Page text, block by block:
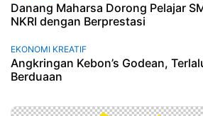
Danang Maharsa Dorong Pelajar
NKRI dengan Berprestasi
EKONOMI KREATIF
Angkringan Kebon’s Godean,
Berduaan